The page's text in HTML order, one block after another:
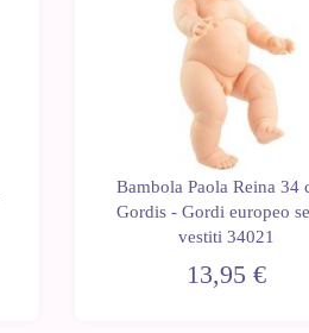
Bambola Paola Reina 34
Gordis - Gordi europeo
vestiti 34021
13,95 €